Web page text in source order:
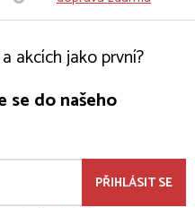
akcích jako první?
se do našeho
PŘIHLÁSIT SE